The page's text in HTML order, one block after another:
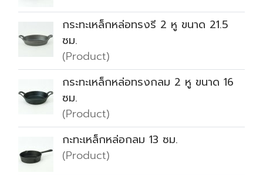
กระทะเหล็กหล่อทรงรี 2 หู ขนาด 21.5
ซม.
(Product)
กระทะเหล็กหล่อทรงกลม 2 หู ขนาด 16
ซม.
(Product)
กะทะเหล็กหล่อกลม 13 ซม.
(Product)